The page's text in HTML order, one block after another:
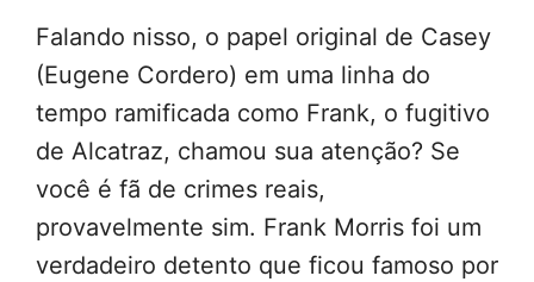
Falando nisso, o papel original de Casey
(Eugene Cordero) em uma linha do
tempo ramificada como Frank, o fugitivo
de Alcatraz, chamou sua atenção? Se
você é fã de crimes reais,
provavelmente sim. Frank Morris foi um
verdadeiro detento que ficou famoso por